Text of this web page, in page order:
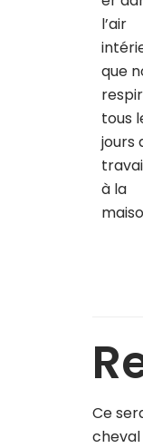
l’air
que
tous
jours
à la
Ce
cheval